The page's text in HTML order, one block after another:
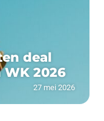
deal
2026
27 mei 2026